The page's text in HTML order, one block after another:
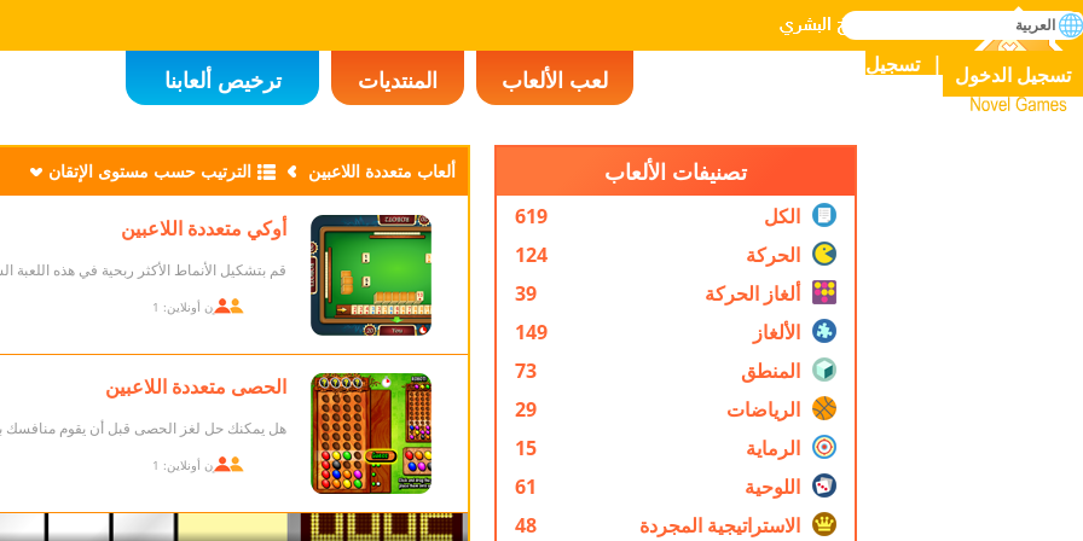
Novel Games
إتقان جميع الألعاب في التاريخ البشري
بحث
لعب الألعاب المنتديات ترخيص ألعابنا تسجيل الدخول تسجيل
العربية
تصنيفات الألعاب
الكل
619
الحركة
124
ألغاز الحركة
39
الألغاز
149
المنطق
73
الرياضات
29
الرماية
15
اللوحية
61
الاستراتيجية المجردة
48
ألعاب متعددة اللاعبين الترتيب حسب مستوى الإتقان
أوكي متعددة اللاعبين
قم بتشكيل الأنماط الأكثر ربحية في هذه اللعبة
اللاعبون أونلاين: 1
الحصى متعددة اللاعبين
هل يمكنك حل لغز الحصى قبل أن يقوم منافسك
اللاعبون أونلاين: 1